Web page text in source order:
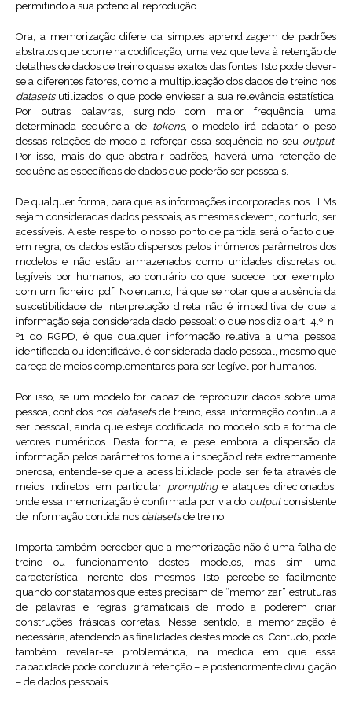
permitindo a sua potencial reprodução.
Ora, a memorização difere da simples aprendizagem de padrões
abstratos que ocorre na codificação, uma vez que leva à retenção de
detalhes de dados de treino quase exatos das fontes. Isto pode dever-
se a diferentes fatores, como a multiplicação dos dados de treino nos
datasetsutilizados, o que pode enviesar a sua relevância estatística.
Por outras palavras, surgindo com maior frequência uma
determinada sequência de tokens, o modelo irá adaptar o peso
dessas relações de modo a reforçar essa sequência no seu output.
Por isso, mais do que abstrair padrões, haverá uma retenção de
sequências específicas de dados que poderão ser pessoais.
De qualquer forma, para que as informações incorporadas nos LLMs
sejam consideradas dados pessoais, as mesmas devem, contudo, ser
acessíveis. A este respeito, o nosso ponto de partida será o facto que,
em regra, os dados estão dispersos pelos inúmeros parâmetros dos
modelos e não estão armazenados como unidades discretas ou
legíveis por humanos, ao contrário do que sucede, por exemplo,
com um ficheiro .pdf. No entanto, há que se notar que a ausência da
suscetibilidade de interpretação direta não é impeditiva de que a
informação seja considerada dado pessoal: o que nos diz o art. 4.º, n.
º1 do RGPD, é que qualquer informação relativa a uma pessoa
identificada ou identificável é considerada dado pessoal, mesmo que
careça de meios complementares para ser legível por humanos.
Por isso, se um modelo for capaz de reproduzir dados sobre uma
pessoa, contidos nos datasetsde treino, essa informação continua a
ser pessoal, ainda que esteja codificada no modelo sob a forma de
vetores numéricos. Desta forma, e pese embora a dispersão da
informação pelos parâmetros torne a inspeção direta extremamente
onerosa, entende-se que a acessibilidade pode ser feita através de
meios indiretos, em particular promptinge ataques direcionados,
onde essa memorização é confirmada por via do outputconsistente
de informação contida nos datasetsde treino.
Importa também perceber que a memorização não é uma falha de
treino ou funcionamento destes modelos, mas sim uma
característica inerente dos mesmos. Isto percebe-se facilmente
quando constatamos que estes precisam de “memorizar” estruturas
de palavras e regras gramaticais de modo a poderem criar
construções frásicas corretas. Nesse sentido, a memorização é
necessária, atendendo às finalidades destes modelos. Contudo, pode
também revelar-se problemática, na medida em que essa
capacidade pode conduzir à retenção – e posteriormente divulgação
– de dados pessoais.